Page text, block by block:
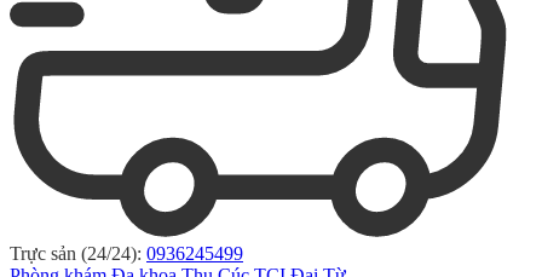
Trực sản (24/24): 0936245499